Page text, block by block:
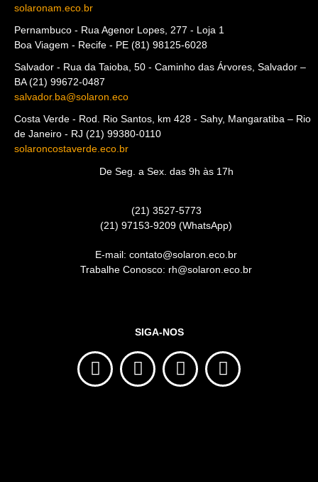
solaronam.eco.br
Pernambuco - Rua Agenor Lopes, 277 - Loja 1
Boa Viagem - Recife - PE (81) 98125-6028
Salvador - Rua da Taioba, 50 - Caminho das Árvores, Salvador –
BA (21) 99672-0487
salvador.ba@solaron.eco
Costa Verde - Rod. Rio Santos, km 428 - Sahy, Mangaratiba – Rio
de Janeiro - RJ (21) 99380-0110
solaroncostaverde.eco.br
De Seg. a Sex. das 9h às 17h
(21) 3527-5773
(21) 97153-9209 (WhatsApp)
E-mail: contato@solaron.eco.br
Trabalhe Conosco: rh@solaron.eco.br
SIGA-NOS